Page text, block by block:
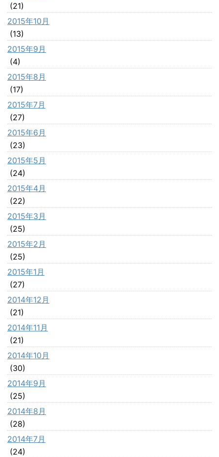
(21)
2015年10月
(13)
2015年9月
(4)
2015年8月
(17)
2015年7月
(27)
2015年6月
(23)
2015年5月
(24)
2015年4月
(22)
2015年3月
(25)
2015年2月
(25)
2015年1月
(27)
2014年12月
(21)
2014年11月
(21)
2014年10月
(30)
2014年9月
(25)
2014年8月
(28)
2014年7月
(24)